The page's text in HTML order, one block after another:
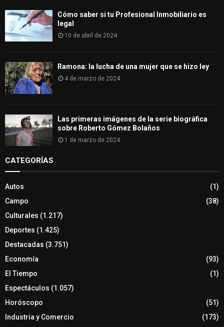
Cómo saber si tu Profesional Inmobiliario es
legal
10 de abril de 2024
Ramona: la lucha de una mujer que se hizo ley
4 de marzo de 2024
Las primeras imágenes de la serie biográfica
sobre Roberto Gómez Bolaños
1 de marzo de 2024
CATEGORÍAS
Autos
(1)
Campo
(38)
Culturales (1.217)
Deportes (1.425)
Destacadas (3.751)
Economía
(93)
El Tiempo
(1)
Espectáculos (1.057)
Horóscopo
(51)
Industria y Comercio
(173)